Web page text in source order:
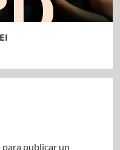
para publicar un